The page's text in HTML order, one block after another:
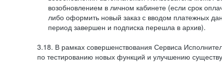
возобновлением в личном кабинете (если срок
либо оформить новый заказ с вводом платежных
период завершен и подписка перешла в архив).
3.18. В рамках совершенствования Сервиса
по тестированию новых функций и улучшению